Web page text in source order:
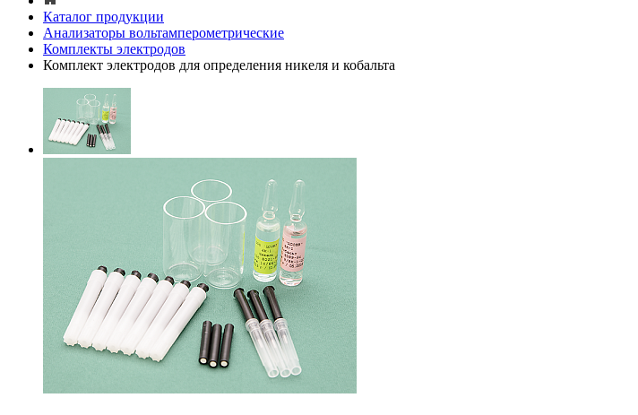
Каталог продукции
Анализаторы вольтамперометрические
Комплекты электродов
Комплект электродов для определения никеля и кобальта